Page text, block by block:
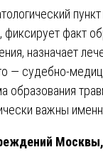
фиксирует факт
назначает
— судебно-
образования
важны